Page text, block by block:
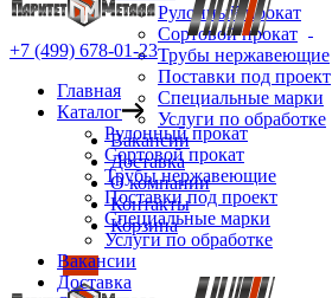
Рулонный прокат
Сортовой прокат
Трубы нержавеющие
Поставки под проект
Специальные марки
Услуги по обработке
Вакансии
Доставка
О компании
Контакты
Корзина
+7 (499) 678-01-23
Главная
Каталог
Рулонный прокат
Сортовой прокат
Трубы нержавеющие
Поставки под проект
Специальные марки
Услуги по обработке
Вакансии
Доставка